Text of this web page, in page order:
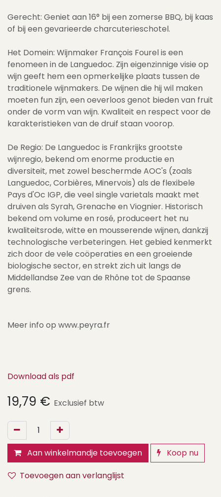
Gerecht: Geniet aan 16° bij een zomerse BBQ, bij kaas
of bij een gevarieerde charcuterieschotel.
Het Domein: Wijnmaker François Fourel is een
fenomeen in de Languedoc. Zijn eigenzinnige visie op
wijn geeft hem een opmerkelijke plaats tussen de
traditionele wijnmakers. De wijnen die hij wil maken
moeten fun zijn, een oeverloos genot bieden van fruit
onder de vorm van wijn. Kwaliteit en respect voor de
karakteristieken van de druif staan voorop.
De Regio: De Languedoc is Frankrijks grootste
wijnregio, bekend om enorme productie en
diversiteit, met zowel beschermde AOC's (zoals
Languedoc, Corbières, Minervois) als de flexibele
Pays d'Oc IGP, die veel single varietals maakt met
druiven als Syrah, Grenache en Viognier. Historisch
bekend om volume en rosé, produceert het nu
kwaliteitsrode, witte en mousserende wijnen, dankzij
technologische verbeteringen. Het gebied kenmerkt
zich door de vele coöperaties en een groeiende
biologische sector, en strekt zich uit langs de
Middellandse Zee van de Rhône tot de Spaanse
grens.
Meer info op www.peyra.fr
Download als pdf
19,79 € Exclusief btw
Aan winkelmandje toevoegen
Koop nu
Toevoegen aan verlanglijst